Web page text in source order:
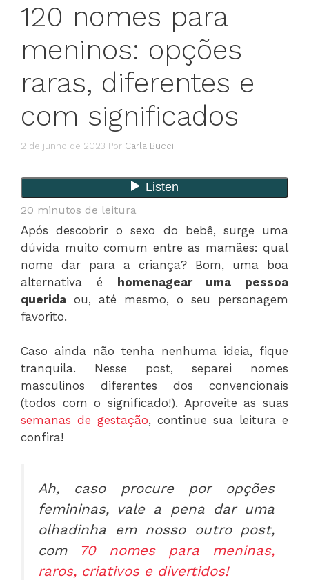
120 nomes para
meninos: opções
raras, diferentes e
com significados
2 de junho de 2023 Por Carla Bucci
20 minutos de leitura
Após descobrir o sexo do bebê, surge uma
dúvida muito comum entre as mamães: qual
nome dar para a criança? Bom, uma boa
alternativa é homenagear uma pessoa
querida ou, até mesmo, o seu personagem
favorito.
Caso ainda não tenha nenhuma ideia, fique
tranquila. Nesse post, separei nomes
masculinos diferentes dos convencionais
(todos com o significado!). Aproveite as suas
semanas de gestação, continue sua leitura e
confira!
Ah, caso procure por opções
femininas, vale a pena dar uma
olhadinha em nosso outro post,
com70 nomes para meninas,
raros, criativos e divertidos!